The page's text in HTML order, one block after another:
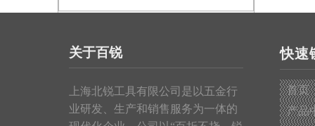
皮卷尺
关于百锐
上海北锐工具有限公司是以五金行
业研发、生产和销售服务为一体的
快速
首页
产品